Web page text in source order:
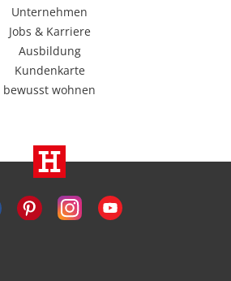
Unternehmen
Jobs & Karriere
Ausbildung
Kundenkarte
bewusst wohnen